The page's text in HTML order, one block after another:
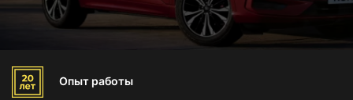
Опыт работы